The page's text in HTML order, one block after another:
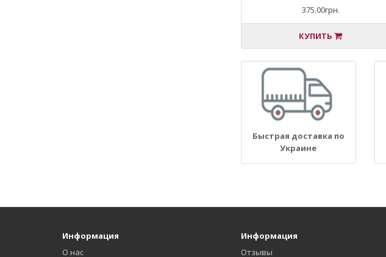
375.00грн.
КУПИТЬ
Быстрая доставка по
Украине
Информация
О нас
Информация
Отзывы